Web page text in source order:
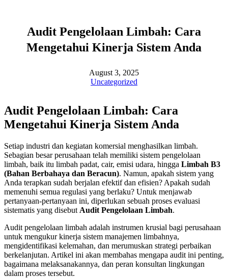
Audit Pengelolaan Limbah: Cara
Mengetahui Kinerja Sistem Anda
August 3, 2025
Uncategorized
Audit Pengelolaan Limbah: Cara
Mengetahui Kinerja Sistem Anda
Setiap industri dan kegiatan komersial menghasilkan limbah.
Sebagian besar perusahaan telah memiliki sistem pengelolaan
limbah, baik itu limbah padat, cair, emisi udara, hingga Limbah B3
(Bahan Berbahaya dan Beracun). Namun, apakah sistem yang
Anda terapkan sudah berjalan efektif dan efisien? Apakah sudah
memenuhi semua regulasi yang berlaku? Untuk menjawab
pertanyaan-pertanyaan ini, diperlukan sebuah proses evaluasi
sistematis yang disebut Audit Pengelolaan Limbah.
Audit pengelolaan limbah adalah instrumen krusial bagi perusahaan
untuk mengukur kinerja sistem manajemen limbahnya,
mengidentifikasi kelemahan, dan merumuskan strategi perbaikan
berkelanjutan. Artikel ini akan membahas mengapa audit ini penting,
bagaimana melaksanakannya, dan peran konsultan lingkungan
dalam proses tersebut.